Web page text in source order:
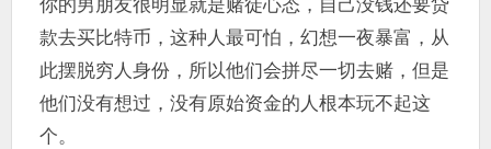
款去买比特币，这种人最可怕，幻想一夜暴富，从
此摆脱穷人身份，所以他们会拼尽一切去赌，但是
他们没有想过，没有原始资金的人根本玩不起这
个。